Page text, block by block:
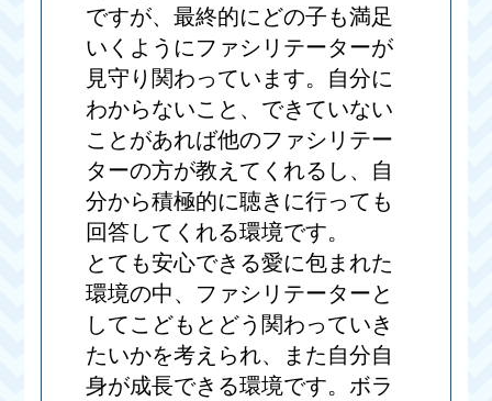
ですが、最終的にどの子も満足
いくようにファシリテーターが
見守り関わっています。自分に
わからないこと、できていない
ことがあれば他のファシリテー
ターの方が教えてくれるし、自
分から積極的に聴きに行っても
回答してくれる環境です。
とても安心できる愛に包まれた
環境の中、ファシリテーターと
してこどもとどう関わっていき
たいかを考えられ、また自分自
身が成長できる環境です。ボラ